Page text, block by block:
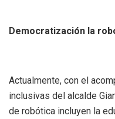
Democratización la
Actualmente, con el
inclusivas del alcalde
de robótica incluyen la